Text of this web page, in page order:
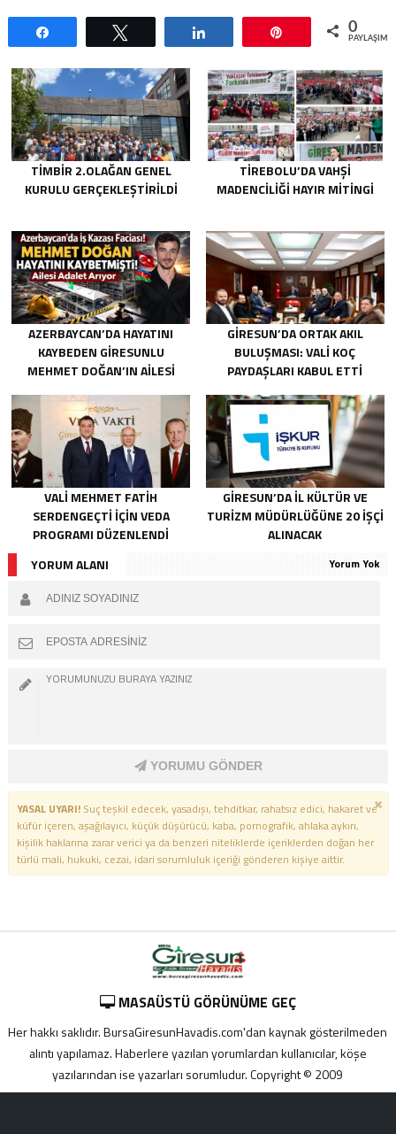
0
TİMBİR 2.OLAĞAN GENEL
KURULU GERÇEKLEŞTIRILDI
TIREBOLU’DA VAHŞI
MADENCILIĞI HAYIR MITINGI
AZERBAYCAN’DA HAYATINI
KAYBEDEN GIRESUNLU
MEHMET DOĞAN’IN AILESI
GIRESUN’DA ORTAK AKIL
BULUŞMASI: VALI KOÇ
PAYDAŞLARI KABUL ETTI
VALI MEHMET FATIH
SERDENGEÇTI İÇIN VEDA
PROGRAMI DÜZENLENDI
GIRESUN’DA İL KÜLTÜR VE
TURIZM MÜDÜRLÜĞÜNE 20 İŞÇI
ALINACAK
YORUM ALANI
Yorum Yok
YORUMU GÖNDER
YASAL UYARI!Suç teşkil edecek, yasadışı, tehditkar, rahatsız edici, hakaret ve
küfür içeren, aşağılayıcı, küçük düşürücü, kaba, pornografik, ahlaka aykırı,
kişilik haklarına zarar verici ya da benzeri niteliklerde içeriklerden doğan her
türlü mali, hukuki, cezai, idari sorumluluk içeriği gönderen kişiye aittir.
MASAÜSTÜ GÖRÜNÜME GEÇ
Her hakkı saklıdır. BursaGiresunHavadis.com'dan kaynak gösterilmeden
alıntı yapılamaz. Haberlere yazılan yorumlardan kullanıcılar, köşe
yazılarından ise yazarları sorumludur. Copyright © 2009